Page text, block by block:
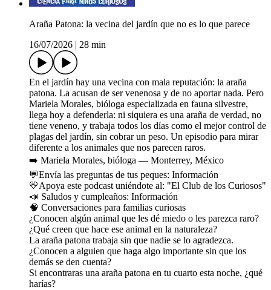
Araña Patona: la vecina del jardín que no es lo que parece
16/07/2026
28 min
En el jardín hay una vecina con mala reputación: la araña
patona. La acusan de ser venenosa y de no aportar nada. Pero
Mariela Morales, bióloga especializada en fauna silvestre,
llega hoy a defenderla: ni siquiera es una araña de verdad, no
tiene veneno, y trabaja todos los días como el mejor control de
plagas del jardín, sin cobrar un peso. Un episodio para mirar
diferente a los animales que nos parecen raros.
➡️ Mariela Morales, bióloga — Monterrey, México
💬Envía las preguntas de tus peques: ⁠⁠⁠⁠Información⁠⁠
⁠⁠⁠💛Apoya este podcast uniéndote al: "⁠⁠⁠⁠El Club de los Curiosos⁠⁠⁠⁠"
📣 Saludos y cumpleaños: ⁠⁠⁠⁠Información⁠
🧠 Conversaciones para familias curiosas
¿Conocen algún animal que les dé miedo o les parezca raro?
¿Qué creen que hace ese animal en la naturaleza?
La araña patona trabaja sin que nadie se lo agradezca.
¿Conocen a alguien que haga algo importante sin que los
demás se den cuenta?
Si encontraras una araña patona en tu cuarto esta noche, ¿qué
harías?